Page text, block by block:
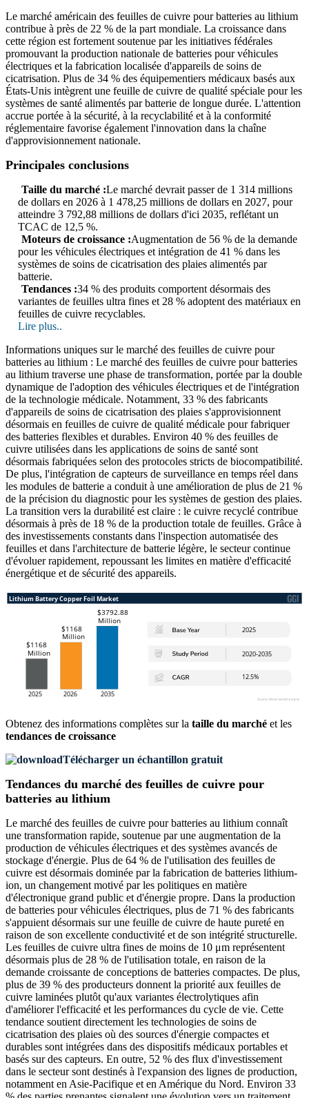
Le marché américain des feuilles de cuivre pour batteries au lithium
contribue à près de 22 % de la part mondiale. La croissance dans
cette région est fortement soutenue par les initiatives fédérales
promouvant la production nationale de batteries pour véhicules
électriques et la fabrication localisée d'appareils de soins de
cicatrisation. Plus de 34 % des équipementiers médicaux basés aux
États-Unis intègrent une feuille de cuivre de qualité spéciale pour les
systèmes de santé alimentés par batterie de longue durée. L'attention
accrue portée à la sécurité, à la recyclabilité et à la conformité
réglementaire favorise également l'innovation dans la chaîne
d'approvisionnement nationale.
Principales conclusions
Taille du marché :Le marché devrait passer de 1 314 millions
de dollars en 2026 à 1 478,25 millions de dollars en 2027, pour
atteindre 3 792,88 millions de dollars d'ici 2035, reflétant un
TCAC de 12,5 %.
Moteurs de croissance :Augmentation de 56 % de la demande
pour les véhicules électriques et intégration de 41 % dans les
systèmes de soins de cicatrisation des plaies alimentés par
batterie.
Tendances :34 % des produits comportent désormais des
variantes de feuilles ultra fines et 28 % adoptent des matériaux en
feuilles de cuivre recyclables.
Lire plus..
Informations uniques sur le marché des feuilles de cuivre pour
batteries au lithium : Le marché des feuilles de cuivre pour batteries
au lithium traverse une phase de transformation, portée par la double
dynamique de l'adoption des véhicules électriques et de l'intégration
de la technologie médicale. Notamment, 33 % des fabricants
d'appareils de soins de cicatrisation des plaies s'approvisionnent
désormais en feuilles de cuivre de qualité médicale pour fabriquer
des batteries flexibles et durables. Environ 40 % des feuilles de
cuivre utilisées dans les applications de soins de santé sont
désormais fabriquées selon des protocoles stricts de biocompatibilité.
De plus, l'intégration de capteurs de surveillance en temps réel dans
les modules de batterie a conduit à une amélioration de plus de 21 %
de la précision du diagnostic pour les systèmes de gestion des plaies.
La transition vers la durabilité est claire : le cuivre recyclé contribue
désormais à près de 18 % de la production totale de feuilles. Grâce à
des investissements constants dans l'inspection automatisée des
feuilles et dans l'architecture de batterie légère, le secteur continue
d'évoluer rapidement, repoussant les limites en matière d'efficacité
énergétique et de sécurité des appareils.
Obtenez des informations complètes sur la taille du marché et les
tendances de croissance
Télécharger un échantillon gratuit
Tendances du marché des feuilles de cuivre pour
batteries au lithium
Le marché des feuilles de cuivre pour batteries au lithium connaît
une transformation rapide, soutenue par une augmentation de la
production de véhicules électriques et des systèmes avancés de
stockage d'énergie. Plus de 64 % de l'utilisation des feuilles de
cuivre est désormais dominée par la fabrication de batteries lithium-
ion, un changement motivé par les politiques en matière
d'électronique grand public et d'énergie propre. Dans la production
de batteries pour véhicules électriques, plus de 71 % des fabricants
s'appuient désormais sur une feuille de cuivre de haute pureté en
raison de son excellente conductivité et de son intégrité structurelle.
Les feuilles de cuivre ultra fines de moins de 10 μm représentent
désormais plus de 28 % de l'utilisation totale, en raison de la
demande croissante de conceptions de batteries compactes. De plus,
plus de 39 % des producteurs donnent la priorité aux feuilles de
cuivre laminées plutôt qu'aux variantes électrolytiques afin
d'améliorer l'efficacité et les performances du cycle de vie. Cette
tendance soutient directement les technologies de soins de
cicatrisation des plaies où des sources d'énergie compactes et
durables sont intégrées dans des dispositifs médicaux portables et
basés sur des capteurs. En outre, 52 % des flux d'investissement
dans le secteur sont destinés à l'expansion des lignes de production,
notamment en Asie-Pacifique et en Amérique du Nord. Environ 33